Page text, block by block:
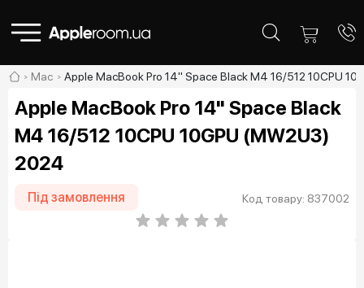
Mac Apple MacBook Pro 14" Space Black M4 16/512 10CPU
Apple MacBook Pro 14" Space Black
M4 16/512 10CPU 10GPU (MW2U3)
2024
Під замовлення Код товару: 837002